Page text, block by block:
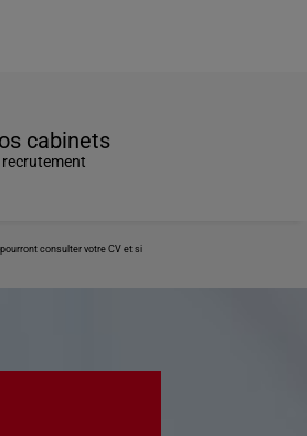
cabinets
recrutement
consulter votre CV et si